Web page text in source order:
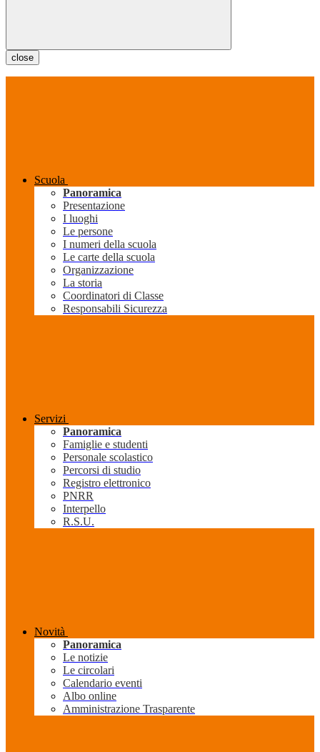
close
Scuola
Panoramica
Presentazione
I luoghi
Le persone
I numeri della scuola
Le carte della scuola
Organizzazione
La storia
Coordinatori di Classe
Responsabili Sicurezza
Servizi
Panoramica
Famiglie e studenti
Personale scolastico
Percorsi di studio
Registro elettronico
PNRR
Interpello
R.S.U.
Novità
Panoramica
Le notizie
Le circolari
Calendario eventi
Albo online
Amministrazione Trasparente